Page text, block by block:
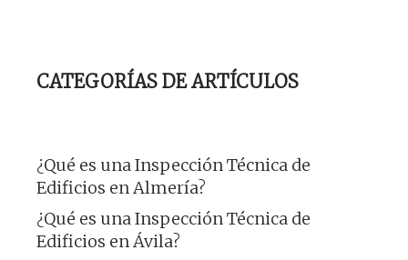
CATEGORÍAS DE ARTÍCULOS
¿Qué es una Inspección Técnica de
Edificios en Almería?
¿Qué es una Inspección Técnica de
Edificios en Ávila?